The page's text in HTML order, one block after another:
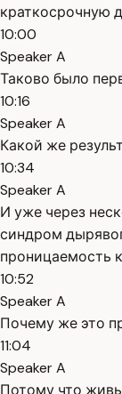
краткосрочную
10:00
Speaker A
Таково было
10:16
Speaker A
Какой же
10:34
Speaker A
И уже через
синдром
проницаемость
10:52
Speaker A
Почему же это
11:04
Speaker A
Потому что